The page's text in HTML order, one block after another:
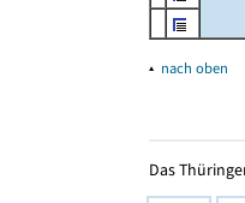
▴ nach oben
Das